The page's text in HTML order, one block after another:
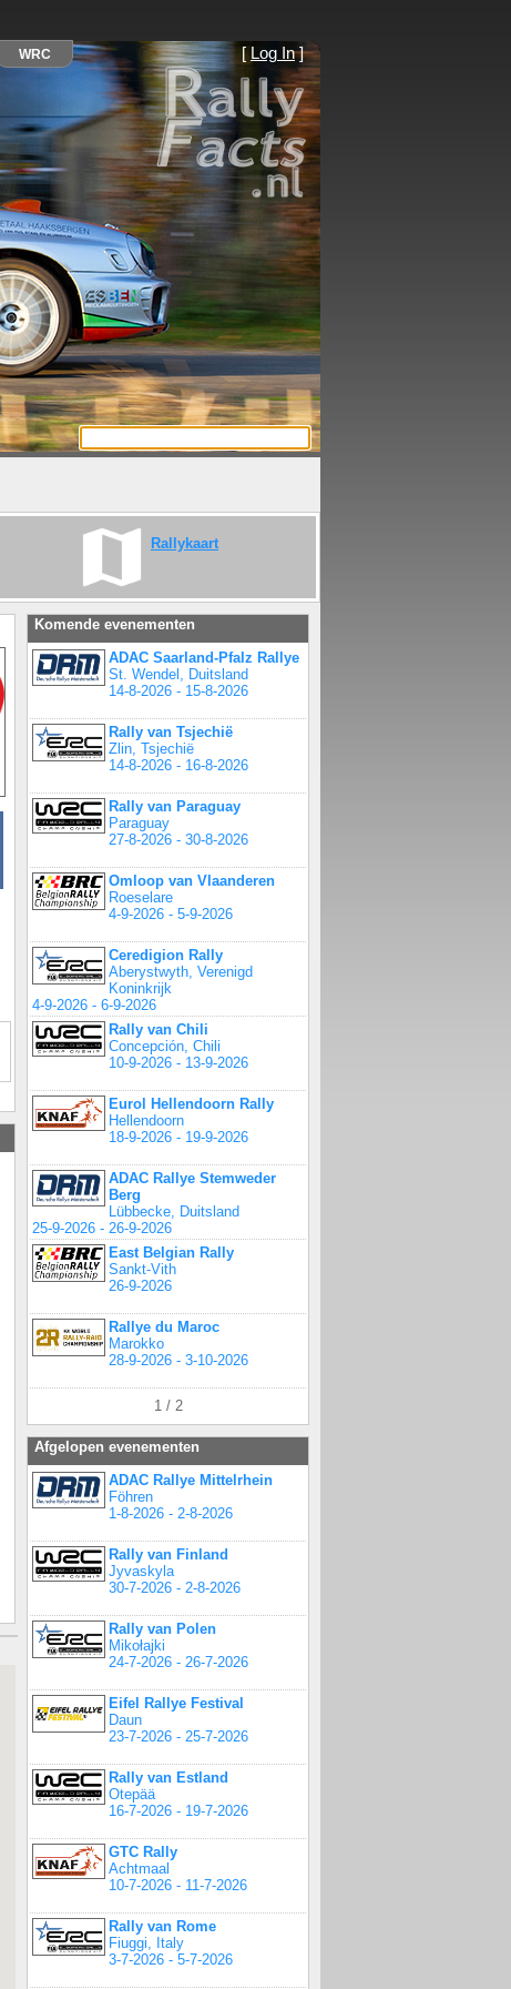
[ Log In]
Rallykaart
Komende evenementen
ADAC Saarland-Pfalz Rallye
St. Wendel, Duitsland
14-8-2026 - 15-8-2026
Rally van Tsjechië
Zlin, Tsjechië
14-8-2026 - 16-8-2026
Rally van Paraguay
Paraguay
27-8-2026 - 30-8-2026
Omloop van Vlaanderen
Roeselare
4-9-2026 - 5-9-2026
Ceredigion Rally
Aberystwyth, Verenigd
Koninkrijk
4-9-2026 - 6-9-2026
Rally van Chili
Concepción, Chili
10-9-2026 - 13-9-2026
Eurol Hellendoorn Rally
Hellendoorn
18-9-2026 - 19-9-2026
ADAC Rallye Stemweder
Berg
Lübbecke, Duitsland
25-9-2026 - 26-9-2026
East Belgian Rally
Sankt-Vith
26-9-2026
Rallye du Maroc
Marokko
28-9-2026 - 3-10-2026
1 / 2
Afgelopen evenementen
ADAC Rallye Mittelrhein
Föhren
1-8-2026 - 2-8-2026
Rally van Finland
Jyvaskyla
30-7-2026 - 2-8-2026
Rally van Polen
Mikołajki
24-7-2026 - 26-7-2026
Eifel Rallye Festival
Daun
23-7-2026 - 25-7-2026
Rally van Estland
Otepää
16-7-2026 - 19-7-2026
GTC Rally
Achtmaal
10-7-2026 - 11-7-2026
Rally van Rome
Fiuggi, Italy
3-7-2026 - 5-7-2026